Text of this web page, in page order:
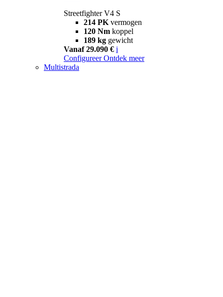
Streetfighter V4 S
214 PK vermogen
120 Nm koppel
189 kg gewicht
Vanaf 29.090 € i
Configureer Ontdek meer
Multistrada